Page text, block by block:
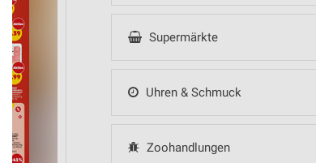
Supermärkte
Uhren & Schmuck
Zoohandlungen